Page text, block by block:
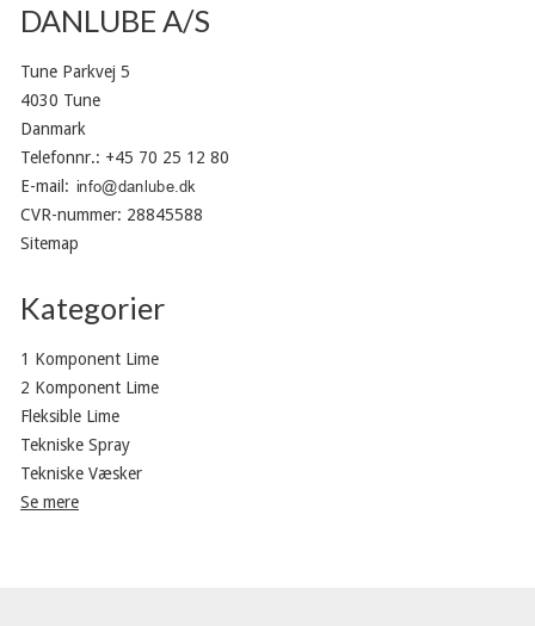
DANLUBE A/S
Tune Parkvej 5
4030 Tune
Danmark
Telefonnr.: +45 70 25 12 80
E-mail :
CVR-nummer: 28845588
Sitemap
Kategorier
1 Komponent Lime
2 Komponent Lime
Fleksible Lime
Tekniske Spray
Tekniske Væsker
Se mere